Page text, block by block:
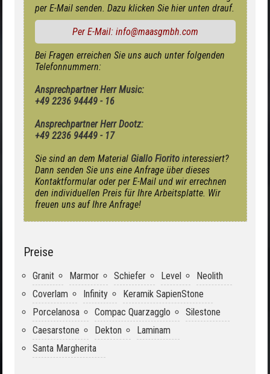
per E-Mail senden. Dazu klicken Sie hier unten drauf.
Per E-Mail: info@maasgmbh.com
Bei Fragen erreichen Sie uns auch unter folgenden
Telefonnummern:
Ansprechpartner Herr Music:
+49 2236 94449 - 16
Ansprechpartner Herr Dootz:
+49 2236 94449 - 17
Sie sind an dem Material Giallo Fiorito interessiert?
Dann senden Sie uns eine Anfrage über dieses
Kontaktformular oder per E-Mail und wir errechnen
den individuellen Preis für Ihre Arbeitsplatte. Wir
freuen uns auf Ihre Anfrage!
Preise
Granit Marmor Schiefer Level
Neolith
Coverlam
Infinity
Keramik SapienStone
Porcelanosa
Compac Quarzagglo
Silestone
Caesarstone
Dekton
Laminam
Santa Margherita